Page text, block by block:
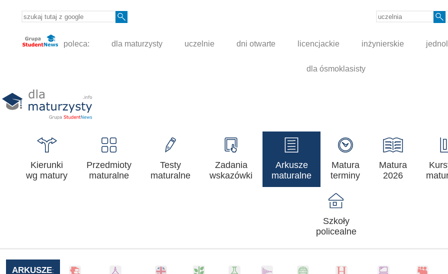
poleca: dla maturzysty uczelnie dni otwarte licencjackie inżynierskie
dla ósmoklasisty
Kierunki
wg matury
Przedmioty
maturalne
Testy
maturalne
Zadania
wskazówki
Arkusze
maturalne
Matura
terminy
Matura
2026
Szkoły
policealne
ARKUSZE: